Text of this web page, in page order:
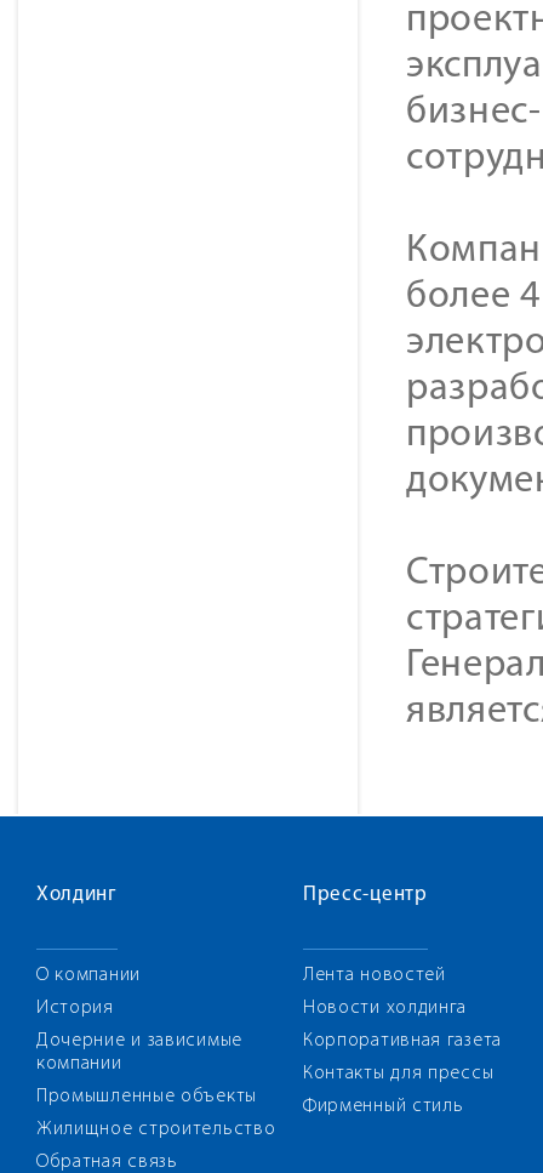
более
Холдинг
О компании
История
Дочерние и зависимые
компании
Промышленные объекты
Жилищное строительство
Обратная связь
Пресс-центр
Лента новостей
Новости холдинга
Корпоративная газета
Контакты для прессы
Фирменный стиль